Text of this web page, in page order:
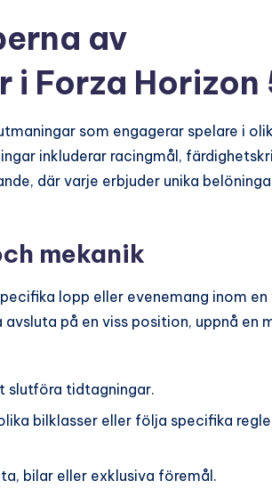
av
i Forza Horizon
som engagerar spelare i
inkluderar racingmål,
där varje erbjuder unika
mekanik
lopp eller evenemang inom en
på en viss position, uppnå en
slutföra tidtagningar.
bilklasser eller följa specifika
bilar eller exklusiva föremål.